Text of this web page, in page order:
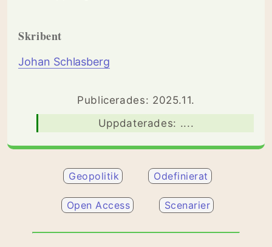
Skribent
Johan Schlasberg
Publicerades: 2025.11.
Uppdaterades: ....
Geopolitik Odefinierat
Open Access Scenarier